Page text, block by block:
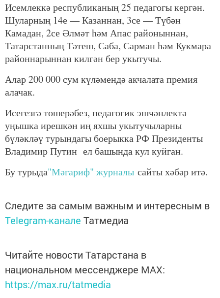
Исемлеккә республиканың 25 педагогы кергән.
Шуларның 14е — Казаннан, 3се — Түбән
Камадан, 2се Әлмәт һәм Апас районыннан,
Татарстанның Тәтеш, Саба, Сарман һәм Кукмара
районнарыннан килгән бер укытучы.
Алар 200 000 сум күләмендә акчалата премия
алачак.
Исегезгә төшерәбез, педагогик эшчәнлектә
уңышка ирешкән иң яхшы укытучыларны
бүләкләү турындагы боерыкка РФ Президенты
Владимир Путин ел башында кул куйган.
Бу турыда"Мәгариф" журналы сайты хәбәр итә.
Следите за самым важным и интересным в
Telegram-канале Татмедиа
Читайте новости Татарстана в
национальном мессенджере MАХ:
https://max.ru/tatmedia